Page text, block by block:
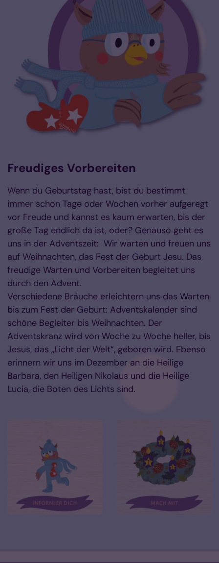
Freudiges Vorbereiten
Wenn du Geburtstag hast, bist du bestimmt
immer schon Tage oder Wochen vorher aufgeregt
vor Freude und kannst es kaum erwarten, bis der
große Tag endlich da ist, oder? Genauso geht es
uns in der Adventszeit: Wir warten und freuen uns
auf Weihnachten, das Fest der Geburt Jesu. Das
freudige Warten und Vorbereiten begleitet uns
durch den Advent.
Verschiedene Bräuche erleichtern uns das Warten
bis zum Fest der Geburt: Adventskalender sind
schöne Begleiter bis Weihnachten. Der
Adventskranz wird von Woche zu Woche heller, bis
Jesus, das „Licht der Welt“, geboren wird. Ebenso
erinnern wir uns im Dezember an die Heilige
Barbara, den Heiligen Nikolaus und die Heilige
Lucia, die Boten des Lichts sind.